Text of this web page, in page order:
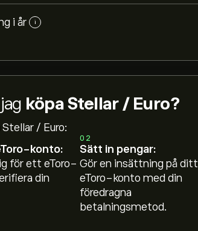
i år i
köpa Stellar / Euro?
/ Euro:
konto:
för ett eToro-
din
02
Sätt in pengar:
Gör en insättning på ditt
eToro-konto med din
föredragna
betalningsmetod.